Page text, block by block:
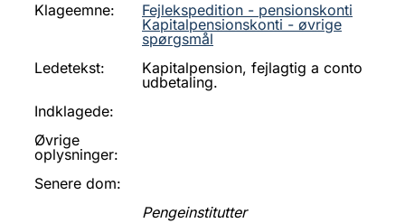
Klageemne:
Fejlekspedition - pensionskonti
Kapitalpensionskonti - øvrige
spørgsmål
Ledetekst:
Kapitalpension, fejlagtig a conto
udbetaling.
Indklagede:
Øvrige
oplysninger:
Senere dom:
Pengeinstitutter